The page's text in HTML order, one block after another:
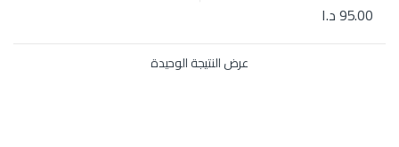
95.00د.ا
عرض النتيجة الوحيدة